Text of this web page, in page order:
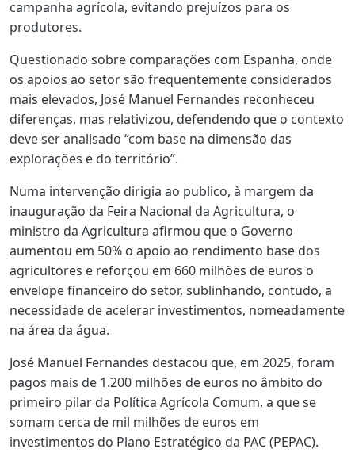
campanha agrícola, evitando prejuízos para os
produtores.
Questionado sobre comparações com Espanha, onde
os apoios ao setor são frequentemente considerados
mais elevados, José Manuel Fernandes reconheceu
diferenças, mas relativizou, defendendo que o contexto
deve ser analisado “com base na dimensão das
explorações e do território”.
Numa intervenção dirigia ao publico, à margem da
inauguração da Feira Nacional da Agricultura, o
ministro da Agricultura afirmou que o Governo
aumentou em 50% o apoio ao rendimento base dos
agricultores e reforçou em 660 milhões de euros o
envelope financeiro do setor, sublinhando, contudo, a
necessidade de acelerar investimentos, nomeadamente
na área da água.
José Manuel Fernandes destacou que, em 2025, foram
pagos mais de 1.200 milhões de euros no âmbito do
primeiro pilar da Política Agrícola Comum, a que se
somam cerca de mil milhões de euros em
investimentos do Plano Estratégico da PAC (PEPAC).